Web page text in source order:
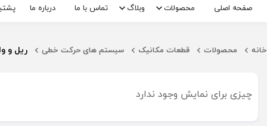
صفحه اصلی محصولات وبلاگ تماس با ما درباره ما
خانه محصولات قطعات مکانیک سیستم های حرکت خطی ریل و
چیزی برای نمایش وجود ندارد